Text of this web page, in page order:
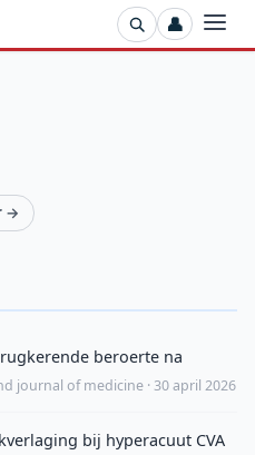
👤
→
beroerte na
journal of medicine · 30 april 2026
bij hyperacuut CVA